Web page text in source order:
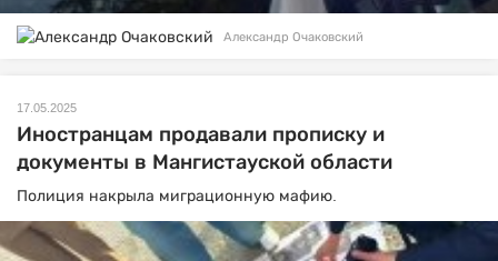
Александр Очаковский
17.05.2025
Иностранцам продавали прописку и
документы в Мангистауской области
Полиция накрыла миграционную мафию.